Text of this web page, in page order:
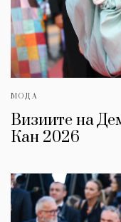
МОДА
Визиите на
Кан 2026